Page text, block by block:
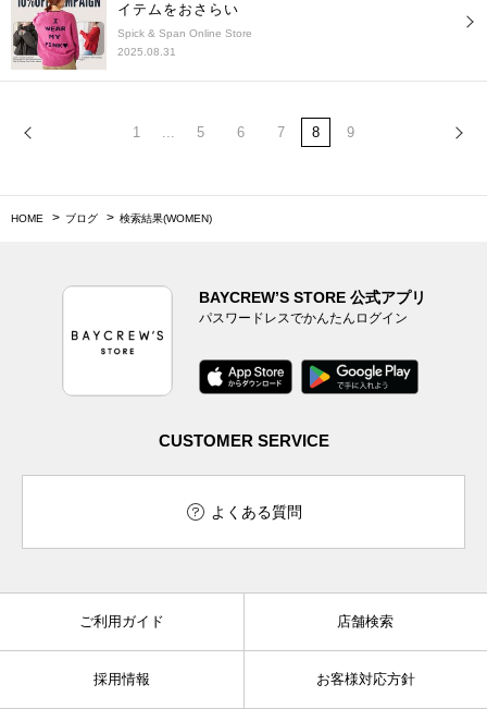
イテムをおさらい
Spick & Span Online Store
2025.08.31
1 ... 5 6 7 8 9
HOME ブログ 検索結果(WOMEN)
BAYCREW’S STORE 公式アプリ
パスワードレスでかんたんログイン
CUSTOMER SERVICE
よくある質問
ご利用ガイド 店舗検索
採用情報 お客様対応方針